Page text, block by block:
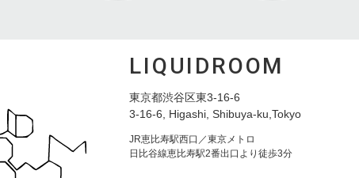
LIQUIDROOM
東京都渋谷区東3-16-6
3-16-6, Higashi, Shibuya-ku,Tokyo
JR恵比寿駅西口／東京メトロ
日比谷線恵比寿駅2番出口より徒歩3分